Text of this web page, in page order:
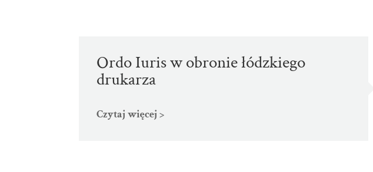
Ordo Iuris w obronie łódzkiego
drukarza
Czytaj więcej >